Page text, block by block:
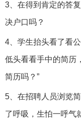
3、在得到肯定的答
决户口吗？
4、学生抬头看了看
低头看看手中的简历
简历吗？”
5、在招聘人员浏览
了呼吸，生怕一呼气